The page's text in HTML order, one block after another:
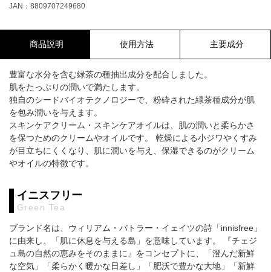
JAN：8809707249680
商品説明 使用方法 主要成分
豊富な水分を含む緑茶の種抽出成分を配合しました。
肌をたっぷりの潤いで満たします。
独自のシードバイオテクノロジーで、粉砕された緑茶種成分が肌
を包み潤いを与えます。
スキンケアクリーム・スキンケアオイルは、肌の潤いと柔らかさ
を保つためのクリームやオイルです。 乾燥による小ジワやくすみ
が目立ちにくくなり、肌に潤いを与え、保湿できるのがクリーム
やオイルの特徴です。
イニスフリー
Green Tea
ブランド名は、ウィリアム・バトラー・イェイツの詩「innisfree」
に由来し、「肌に休息を与える島」を意味しています。 『チェジ
ュ島の自然の恵みをそのままに』をコンセプトに、「澄んだ新鮮
な空気」「柔らかく暖かな日差し」「肥沃で豊かな大地」「新鮮